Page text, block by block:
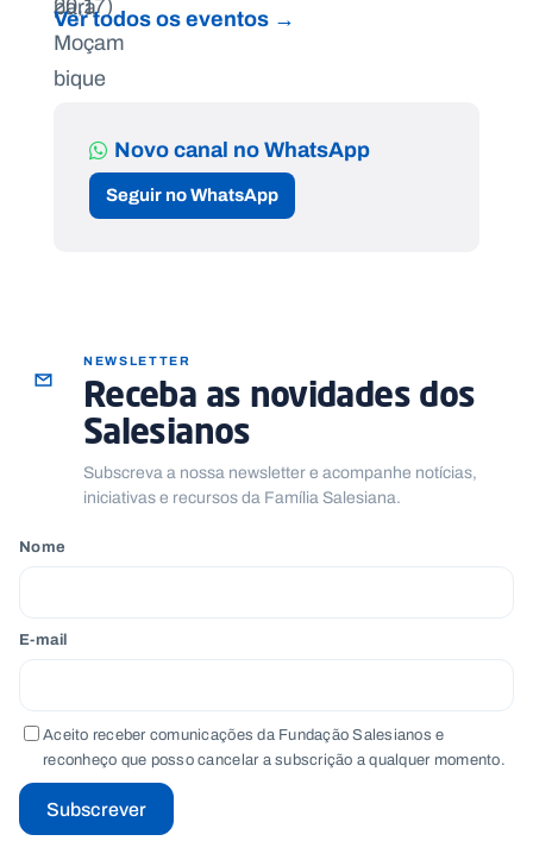
Ver todos os eventos →
Novo canal no WhatsApp
Seguir no WhatsApp
NEWSLETTER
Receba as novidades dos
Salesianos
Subscreva a nossa newsletter e acompanhe notícias,
iniciativas e recursos da Família Salesiana.
Nome
E-mail
Aceito receber comunicações da Fundação Salesianos e
reconheço que posso cancelar a subscrição a qualquer momento.
Subscrever